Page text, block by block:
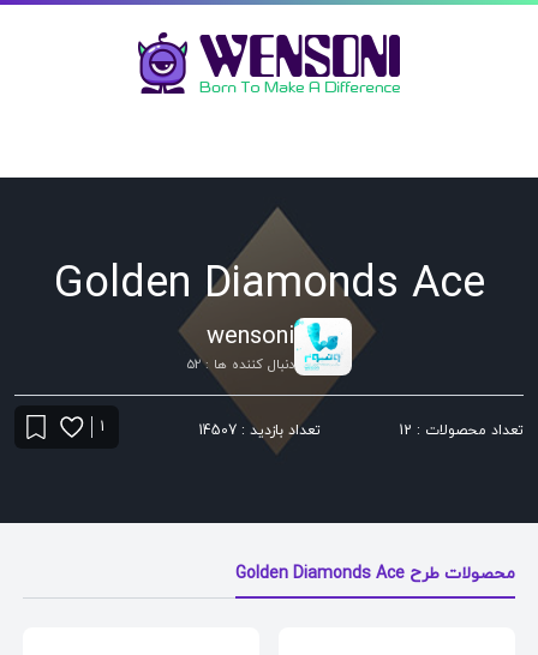
Golden Diamonds Ace
wensoni
دنبال کننده ها : 52
تعداد محصولات : 12 تعداد بازدید : 14507 1
محصولات طرح Golden Diamonds Ace